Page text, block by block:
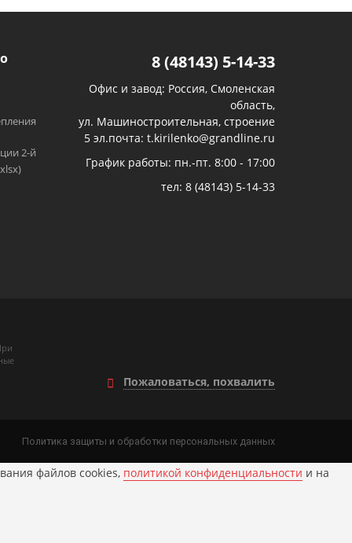
2-й
8 (48143) 5-14-33
Офис и завод: Россия, Смоленская
область,
ул. Машиностроительная, строение
5 эл.почта: t.kirilenko@grandline.ru
График работы: пн.-пт. 8:00 - 17:00
тел:8 (48143) 5-14-33
Пожаловаться, похвалить
Политика защиты и обработки персональных данных
файлов cookies, политикой конфиденциальности и на